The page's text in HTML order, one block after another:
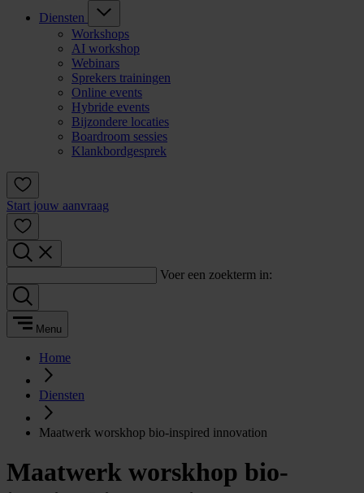
Diensten
Workshops
AI workshop
Webinars
Sprekers trainingen
Online events
Hybride events
Bijzondere locaties
Boardroom sessies
Klankbordgesprek
Start jouw aanvraag
Voer een zoekterm in:
Menu
Home
Diensten
Maatwerk worskhop bio-inspired innovation
Maatwerk worskhop bio-